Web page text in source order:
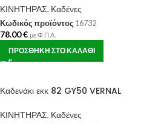
ΚΙΝΗΤΗΡΑΣ, Καδένες
Κωδικός προϊόντος 16732
78.00€ με Φ.Π.Α.
ΠΡΟΣΘΉΚΗ ΣΤΟ ΚΑΛΆΘΙ
Καδενάκι εκκ 82 GY50 VERNAL
ΚΙΝΗΤΗΡΑΣ, Καδένες